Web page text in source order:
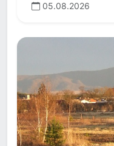
05.08.2026